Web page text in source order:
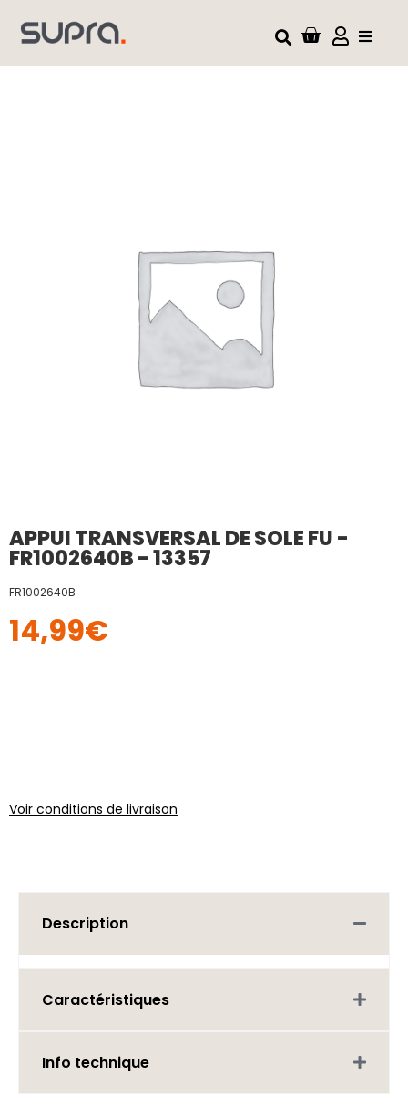
APPUI TRANSVERSAL DE SOLE FU -
FR1002640B - 13357
FR1002640B
14,99€
Voir conditions de livraison
Description
Caractéristiques
Info technique